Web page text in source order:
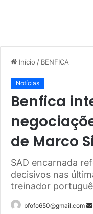
Início / BENFICA
Notícias
Benfica
de Marco
SAD encarnada
decisivos nas
treinador
bfofo650@gmail.com